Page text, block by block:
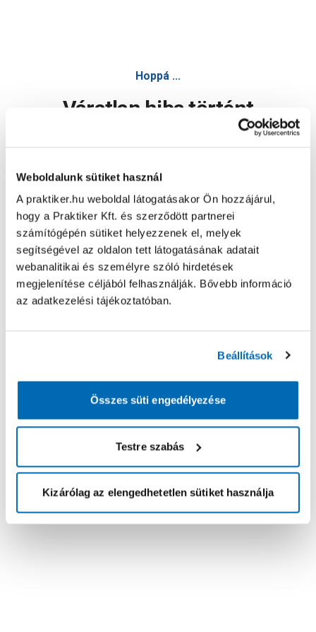
Weboldalunk sütiket használ
A praktiker.hu weboldal látogatásakor Ön hozzájárul,
hogy a Praktiker Kft. és szerződött partnerei
számítógépén sütiket helyezzenek el, melyek
segítségével az oldalon tett látogatásának adatait
webanalitikai és személyre szóló hirdetések
megjelenítése céljából felhasználják. Bővebb információ
az adatkezelési tájékoztatóban.
Beállítások
Összes süti engedélyezése
Testre szabás
Kizárólag az elengedhetetlen sütiket használja
Hoppá ...
Váratlan hiba történt
Oldal újratöltése